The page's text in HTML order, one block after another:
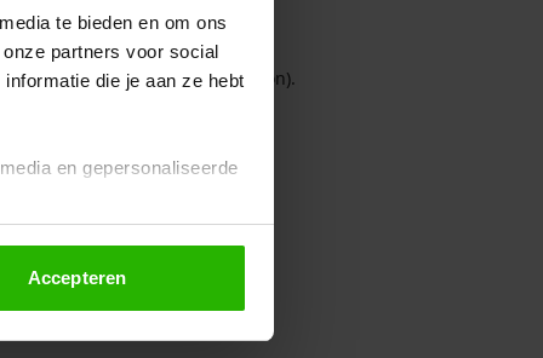
te bieden en om ons
partners voor social
die je aan ze hebt
en gepersonaliseerde
altijd wijzigen of
Accepteren
console for more information).